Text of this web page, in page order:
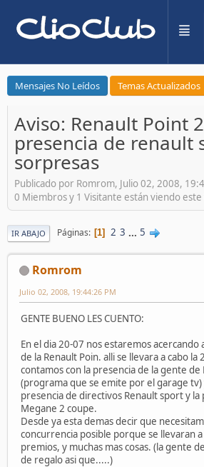
Mensajes No Leídos Temas Actualizados
Aviso: Renault Point
presencia de renault
sorpresas
Publicado por Romrom, Julio 02, 2008,
0 Miembros y 1 Visitante están viendo
IR ABAJO Páginas 1 2 3 ... 5
Romrom
Julio 02, 2008, 19:44:26 PM
GENTE BUENO LES CUENTO:
En el dia 20-07 nos estaremos acercando
de la Renault Poin. alli se llevara a cabo
contamos con la presencia de la gente de
(programa que se emite por el garage tv)
presencia de directivos Renault sport y
Megane 2 coupe.
Desde ya esta demas decir que
concurrencia posible porque se llevaran
premios, y muchas mas cosas. (la gente
de regalo asi que.....)